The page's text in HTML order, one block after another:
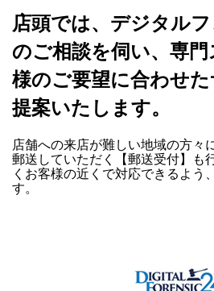
店頭では、デジタル
のご相談を伺い、専
様のご要望に合わせ
提案いたします。
店舗への来店が難しい地域の方々
郵送していただく【郵送受付】も
くお客様の近くで対応できるよう
す。